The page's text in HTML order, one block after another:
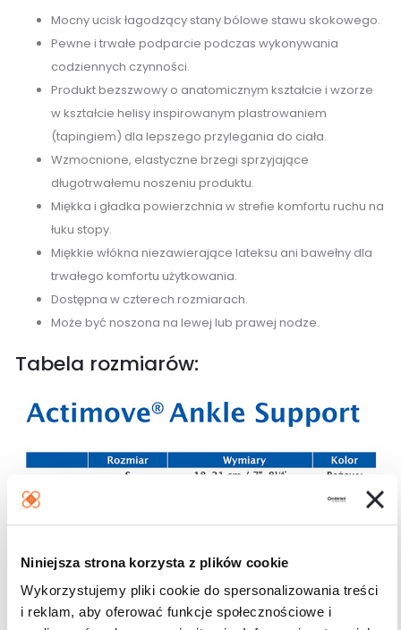
Niniejsza strona korzysta z plików cookie
Wykorzystujemy pliki cookie do spersonalizowania treści
i reklam, aby oferować funkcje społecznościowe i
Mocny ucisk łagodzący stany bólowe stawu skokowego.
Pewne i trwałe podparcie podczas wykonywania
codziennych czynności.
Produkt bezszwowy o anatomicznym kształcie i wzorze
w kształcie helisy inspirowanym plastrowaniem
(tapingiem) dla lepszego przylegania do ciała.
Wzmocnione, elastyczne brzegi sprzyjające
długotrwałemu noszeniu produktu.
Miękka i gładka powierzchnia w strefie komfortu ruchu na
łuku stopy.
Miękkie włókna niezawierające lateksu ani bawełny dla
trwałego komfortu użytkowania.
Dostępna w czterech rozmiarach.
Może być noszona na lewej lub prawej nodze.
Tabela rozmiarów:
To jest wyrób medyczny. Używaj go zgodnie z instrukcją